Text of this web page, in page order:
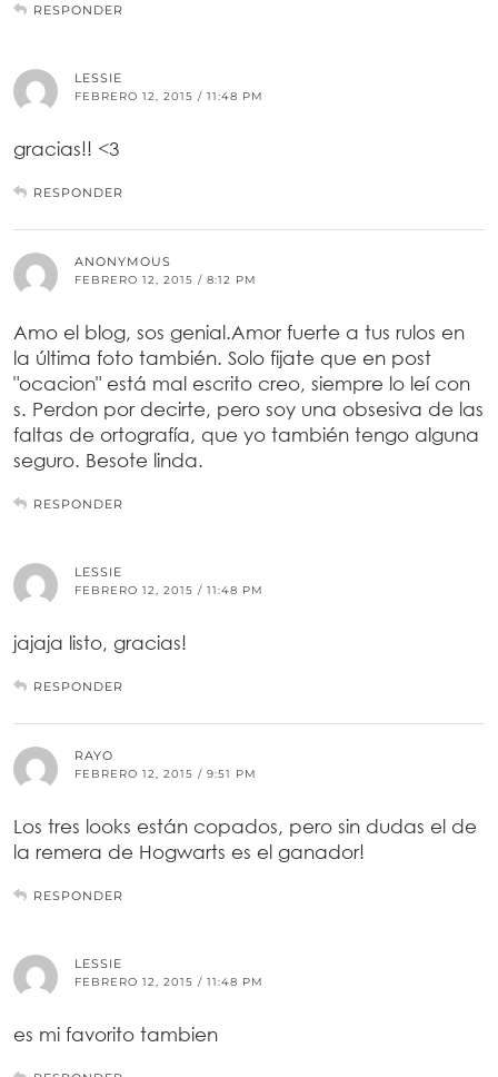
RESPONDER
LESSIE
FEBRERO 12, 2015 / 11:48 PM
gracias!! <3
RESPONDER
ANONYMOUS
FEBRERO 12, 2015 / 8:12 PM
Amo el blog, sos genial.Amor fuerte a tus rulos en
la última foto también. Solo fijate que en post
"ocacion" está mal escrito creo, siempre lo leí con
s. Perdon por decirte, pero soy una obsesiva de las
faltas de ortografía, que yo también tengo alguna
seguro. Besote linda.
RESPONDER
LESSIE
FEBRERO 12, 2015 / 11:48 PM
jajaja listo, gracias!
RESPONDER
RAYO
FEBRERO 12, 2015 / 9:51 PM
Los tres looks están copados, pero sin dudas el de
la remera de Hogwarts es el ganador!
RESPONDER
LESSIE
FEBRERO 12, 2015 / 11:48 PM
es mi favorito tambien